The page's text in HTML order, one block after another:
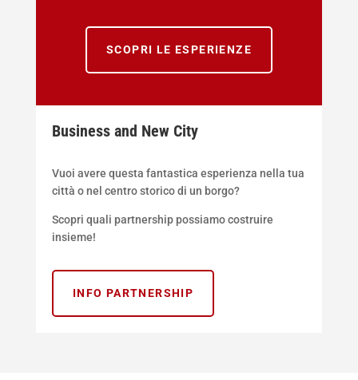
SCOPRI LE ESPERIENZE
Business and New City
Vuoi avere questa fantastica esperienza nella tua
città o nel centro storico di un borgo?
Scopri quali partnership possiamo costruire
insieme!
INFO PARTNERSHIP